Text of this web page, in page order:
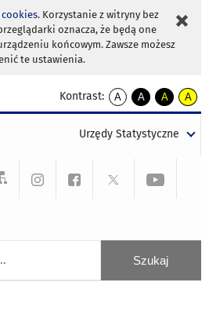
. Korzystanie z witryny bez
oznacza, że będą one
końcowym. Zawsze możesz
te ustawienia.
Kontrast:
A
kontrast
A
kontrast
tekst
czarnym
A
kontrast
tekst
czarnym
A
tekst
żółtym
Urzędy Statystyczne